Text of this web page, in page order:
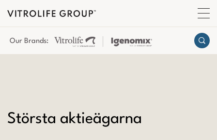
Our Brands:
Största aktieägarna